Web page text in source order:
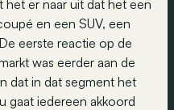
er naar uit dat het een
en een SUV, een
eerste reactie op de
was eerder aan de
dat in dat segment het
gaat iedereen akkoord